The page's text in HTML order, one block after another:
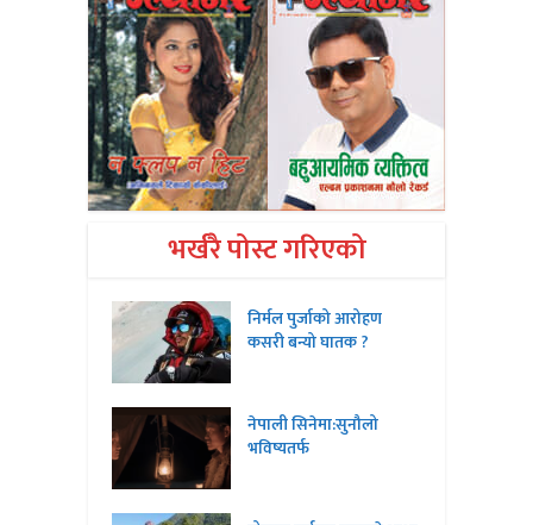
भर्खरै पोस्ट गरिएको
निर्मल पुर्जाको आरोहण
कसरी बन्यो घातक ?
नेपाली सिनेमा:सुनौलो
भविष्यतर्फ